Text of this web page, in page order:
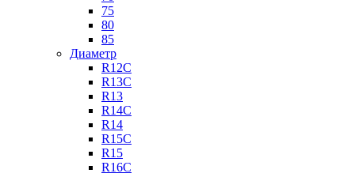
75
80
85
Диаметр
R12C
R13C
R13
R14C
R14
R15C
R15
R16C